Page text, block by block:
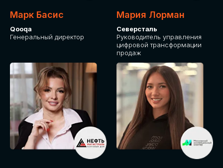
Марк Басис
Qooqa
Генеральный директор
Мария Лорман
Северсталь
Руководитель управления
цифровой трансформации
продаж
СТАНЬТЕ
ЭКСПОНЕНТОМ
IT Solutions for Business